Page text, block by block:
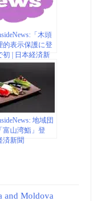
「木頭
的表示保護に登
| 日本経済新
地域団
富山湾鮨」登
済新聞
and Moldova